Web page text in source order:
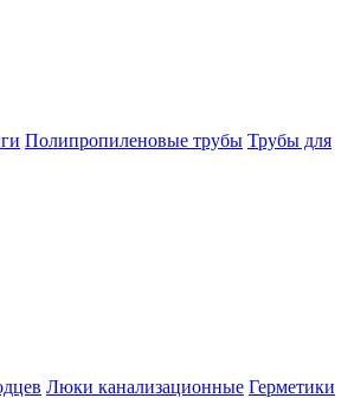
Полипропиленовые трубы Трубы для
Люки канализационные Герметики